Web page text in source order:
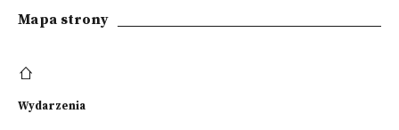
Mapa strony
Wydarzenia